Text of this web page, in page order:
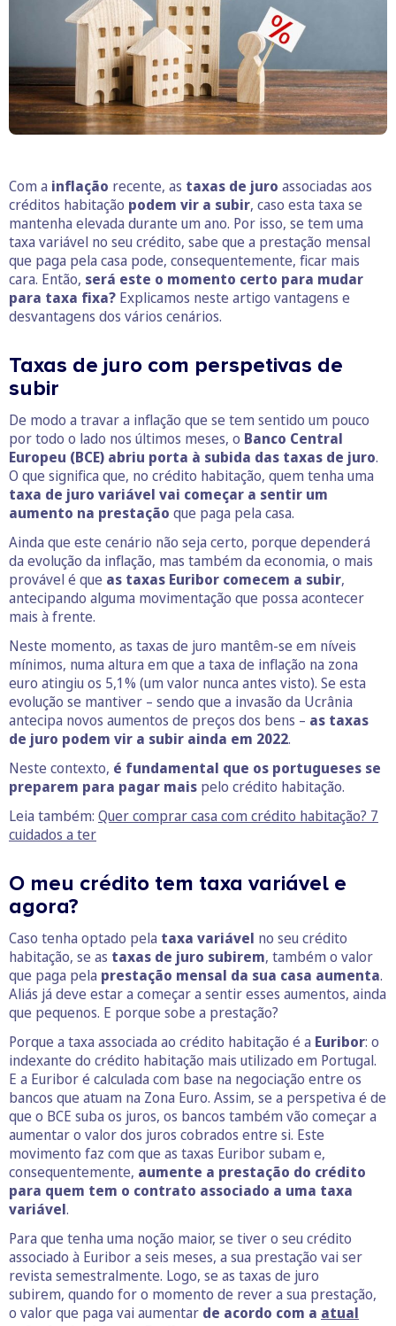
Com a inflação recente, as taxas de juro associadas aos
créditos habitação podem vir a subir, caso esta taxa se
mantenha elevada durante um ano. Por isso, se tem uma
taxa variável no seu crédito, sabe que a prestação mensal
que paga pela casa pode, consequentemente, ficar mais
cara. Então, será este o momento certo para mudar
para taxa fixa? Explicamos neste artigo vantagens e
desvantagens dos vários cenários.
Taxas de juro com perspetivas de
subir
De modo a travar a inflação que se tem sentido um pouco
por todo o lado nos últimos meses, o Banco Central
Europeu (BCE) abriu porta à subida das taxas de juro.
O que significa que, no crédito habitação, quem tenha uma
taxa de juro variável vai começar a sentir um
aumento na prestação que paga pela casa.
Ainda que este cenário não seja certo, porque dependerá
da evolução da inflação, mas também da economia, o mais
provável é que as taxas Euribor comecem a subir,
antecipando alguma movimentação que possa acontecer
mais à frente.
Neste momento, as taxas de juro mantêm-se em níveis
mínimos, numa altura em que a taxa de inflação na zona
euro atingiu os 5,1% (um valor nunca antes visto). Se esta
evolução se mantiver – sendo que a invasão da Ucrânia
antecipa novos aumentos de preços dos bens – as taxas
de juro podem vir a subir ainda em 2022.
Neste contexto, é fundamental que os portugueses se
preparem para pagar mais pelo crédito habitação.
Leia também: Quer comprar casa com crédito habitação? 7
cuidados a ter
O meu crédito tem taxa variável e
agora?
Caso tenha optado pela taxa variável no seu crédito
habitação, se as taxas de juro subirem, também o valor
que paga pela prestação mensal da sua casa aumenta.
Aliás já deve estar a começar a sentir esses aumentos, ainda
que pequenos. E porque sobe a prestação?
Porque a taxa associada ao crédito habitação é a Euribor: o
indexante do crédito habitação mais utilizado em Portugal.
E a Euribor é calculada com base na negociação entre os
bancos que atuam na Zona Euro. Assim, se a perspetiva é de
que o BCE suba os juros, os bancos também vão começar a
aumentar o valor dos juros cobrados entre si. Este
movimento faz com que as taxas Euribor subam e,
consequentemente, aumente a prestação do crédito
para quem tem o contrato associado a uma taxa
variável.
Para que tenha uma noção maior, se tiver o seu crédito
associado à Euribor a seis meses, a sua prestação vai ser
revista semestralmente. Logo, se as taxas de juro
subirem, quando for o momento de rever a sua prestação,
o valor que paga vai aumentar de acordo com a atual